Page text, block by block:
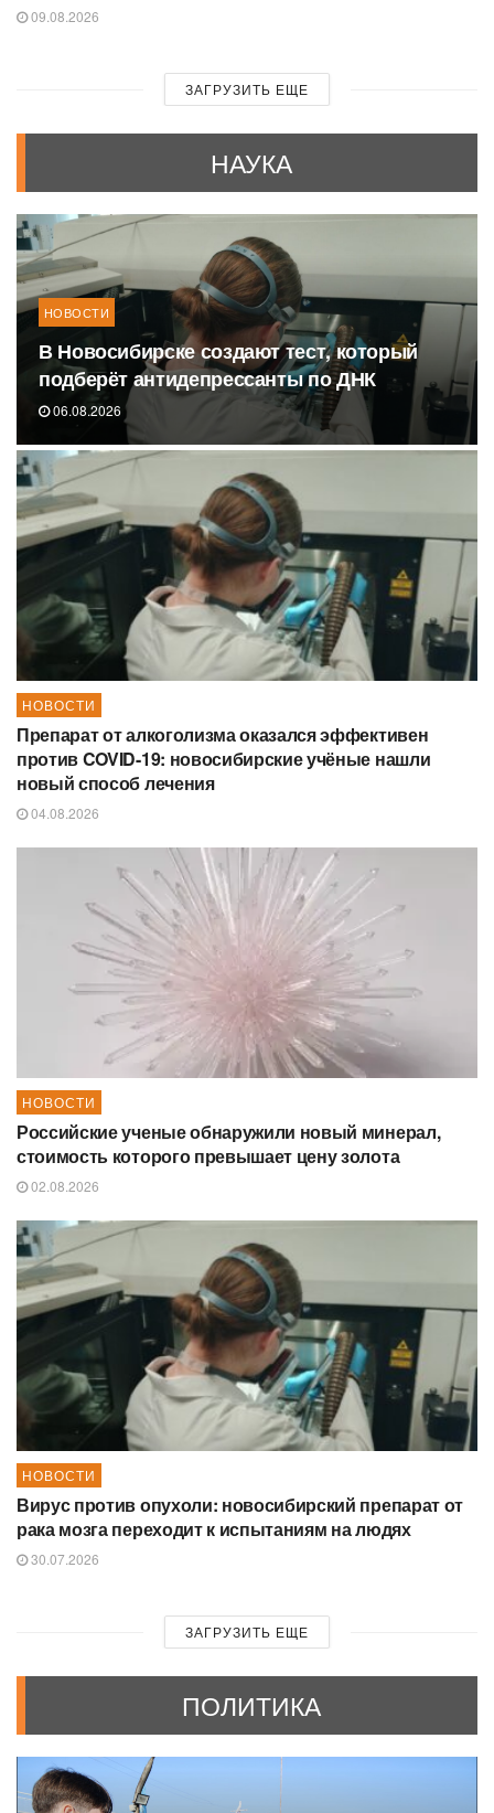
09.08.2026
ЗАГРУЗИТЬ ЕЩЕ
НАУКА
НОВОСТИ
В Новосибирске создают тест, который
подберёт антидепрессанты по ДНК
06.08.2026
НОВОСТИ
Препарат от алкоголизма оказался эффективен
против COVID-19: новосибирские учёные нашли
новый способ лечения
04.08.2026
НОВОСТИ
Российские ученые обнаружили новый минерал,
стоимость которого превышает цену золота
02.08.2026
НОВОСТИ
Вирус против опухоли: новосибирский препарат от
рака мозга переходит к испытаниям на людях
30.07.2026
ЗАГРУЗИТЬ ЕЩЕ
ПОЛИТИКА